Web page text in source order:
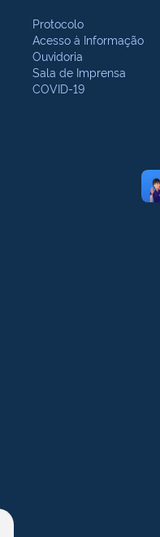
Protocolo
Acesso à Informação
Ouvidoria
Sala de Imprensa
COVID-19